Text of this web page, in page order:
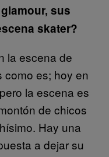
sus
skater?
la escena de
como es; hoy en
la escena es
de chicos
Hay una
a dejar su